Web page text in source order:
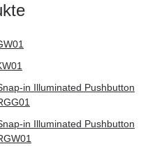
in Illuminated Pushbutton
in Illuminated Pushbutton